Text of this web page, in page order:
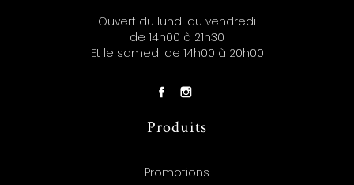
Ouvert du lundi au vendredi
de 14h00 à 21h30
Et le samedi de 14h00 à 20h00
Produits
Promotions